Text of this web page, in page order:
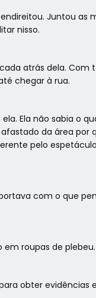
Juntou
nisso.
atrás dela.
chegar à rua.
Ela não sabia o
da área por
pelo
com o que
em roupas de plebeu.
obter